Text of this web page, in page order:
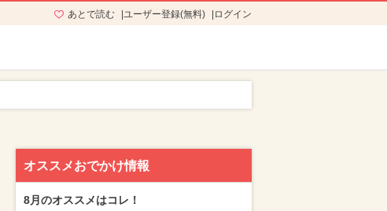
あとで読む ユーザー登録(無料) ログイン
オススメおでかけ情報
8月のオススメはコレ！